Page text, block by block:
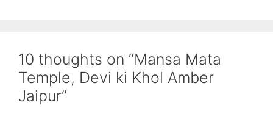
10 thoughts on “Mansa Mata
Temple, Devi ki Khol Amber
Jaipur”